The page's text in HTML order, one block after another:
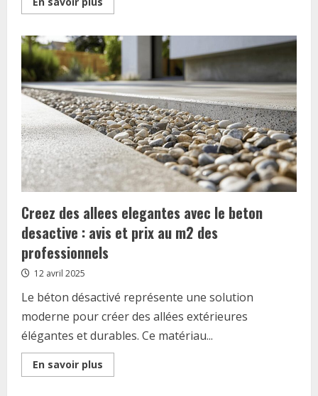
more
gagne
un
agent
immobilier
de
luxe
?
On
vous
devoile
les
revenus
des
professionnels
du
prestige
Creez des allees elegantes avec le beton
desactive : avis et prix au m2 des
professionnels
12 avril 2025
Le béton désactivé représente une solution
moderne pour créer des allées extérieures
élégantes et durables. Ce matériau...
En savoir plus
more